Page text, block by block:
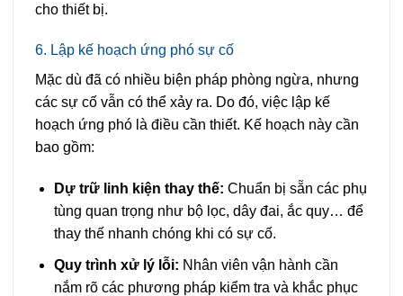
cho thiết bị.
6. Lập kế hoạch ứng phó sự cố
Mặc dù đã có nhiều biện pháp phòng ngừa, nhưng
các sự cố vẫn có thể xảy ra. Do đó, việc lập kế
hoạch ứng phó là điều cần thiết. Kế hoạch này cần
bao gồm:
Dự trữ linh kiện thay thế: Chuẩn bị sẵn các phụ
tùng quan trọng như bộ lọc, dây đai, ắc quy… để
thay thế nhanh chóng khi có sự cố.
Quy trình xử lý lỗi: Nhân viên vận hành cần
nắm rõ các phương pháp kiểm tra và khắc phục